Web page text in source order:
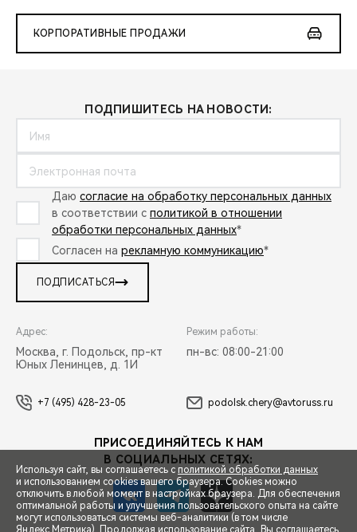
СПЕЦПРЕДЛОЖЕНИЯ
КОРПОРАТИВНЫЕ ПРОДАЖИ
ПОДПИШИТЕСЬ НА НОВОСТИ:
Даю согласие на обработку персональных данных
в соответствии с политикой в отношении
обработки персональных данных*
Согласен на рекламную коммуникацию*
ПОДПИСАТЬСЯ
Адрес:
Москва, г. Подольск, пр-кт
Юных Ленинцев, д. 1И
Режим работы:
пн-вс: 08:00-21:00
+7 (495) 428-23-05 podolsk.chery@avtoruss.ru
ПРИСОЕДИНЯЙТЕСЬ К НАМ
В СОЦИАЛЬНЫХ СЕТЯХ:
Используя сайт, вы соглашаетесь с политикой обработки данных
и использованием cookies вашего браузера. Cookies можно
отключить в любой момент в настройках браузера. Для обеспечения
оптимальной работы и улучшения пользовательского опыта на сайте
могут использоваться системы веб-аналитики (в том числе
Яндекс.Метрика). Продолжая использование сайта, Вы соглашаетесь